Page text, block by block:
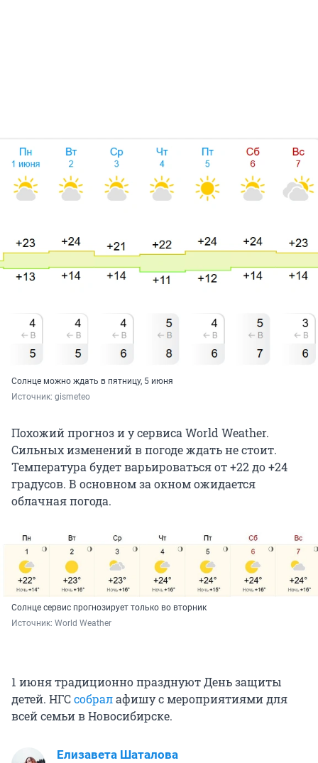
Солнце можно ждать в пятницу, 5 июня
Источник: gismeteo
Похожий прогноз и у сервиса World Weather.
Сильных изменений в погоде ждать не стоит.
Температура будет варьироваться от +22 до +24
градусов. В основном за окном ожидается
облачная погода.
Солнце сервис прогнозирует только во вторник
Источник: World Weather
1 июня традиционно празднуют День защиты
детей. НГСсобралафишу с мероприятиями для
всей семьи в Новосибирске.
Елизавета Шаталова